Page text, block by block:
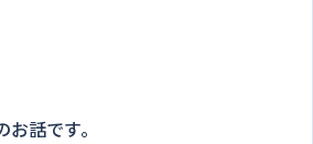
話です。